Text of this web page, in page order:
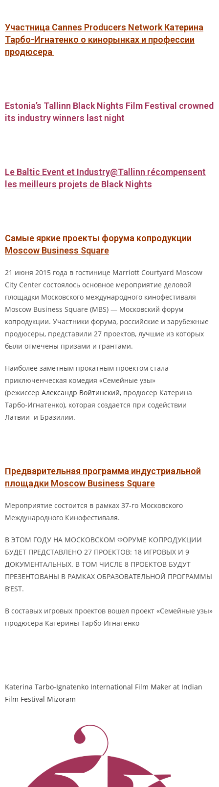
Участница Cannes Producers Network Катерина
Тарбо-Игнатенко о кинорынках и профессии
продюсера
Estonia’s Tallinn Black Nights Film Festival crowned
its industry winners last night
Le Baltic Event et Industry@Tallinn récompensent
les meilleurs projets de Black Nights
Самые яркие проекты форума копродукции
Moscow Business Square
21 июня 2015 года в гостинице Marriott Courtyard Moscow
City Center состоялось основное мероприятие деловой
площадки Московского международного кинофестиваля
Moscow Business Square (MBS) — Московский форум
копродукции. Участники форума, российские и зарубежные
продюсеры, представили 27 проектов, лучшие из которых
были отмечены призами и грантами.
Наиболее заметным прокатным проектом стала
приключенческая комедия «Семейные узы»
(режиссер Александр Войтинский, продюсер Катерина
Тарбо-Игнатенко), которая создается при содействии
Латвии и Бразилии.
Предварительная программа индустриальной
площадки Moscow Business Square
Мероприятие состоится в рамках 37-го Московского
Международного Кинофестиваля.
В ЭТОМ ГОДУ НА МОСКОВСКОМ ФОРУМЕ КОПРОДУКЦИИ
БУДЕТ ПРЕДСТАВЛЕНО 27 ПРОЕКТОВ: 18 ИГРОВЫХ И 9
ДОКУМЕНТАЛЬНЫХ. В ТОМ ЧИСЛЕ 8 ПРОЕКТОВ БУДУТ
ПРЕЗЕНТОВАНЫ В РАМКАХ ОБРАЗОВАТЕЛЬНОЙ ПРОГРАММЫ
B’EST.
В составых игровых проектов вошел проект «Семейные узы»
продюсера Катерины Тарбо-Игнатенко
Katerina Tarbo-Ignatenko International Film Maker at Indian
Film Festival Mizoram